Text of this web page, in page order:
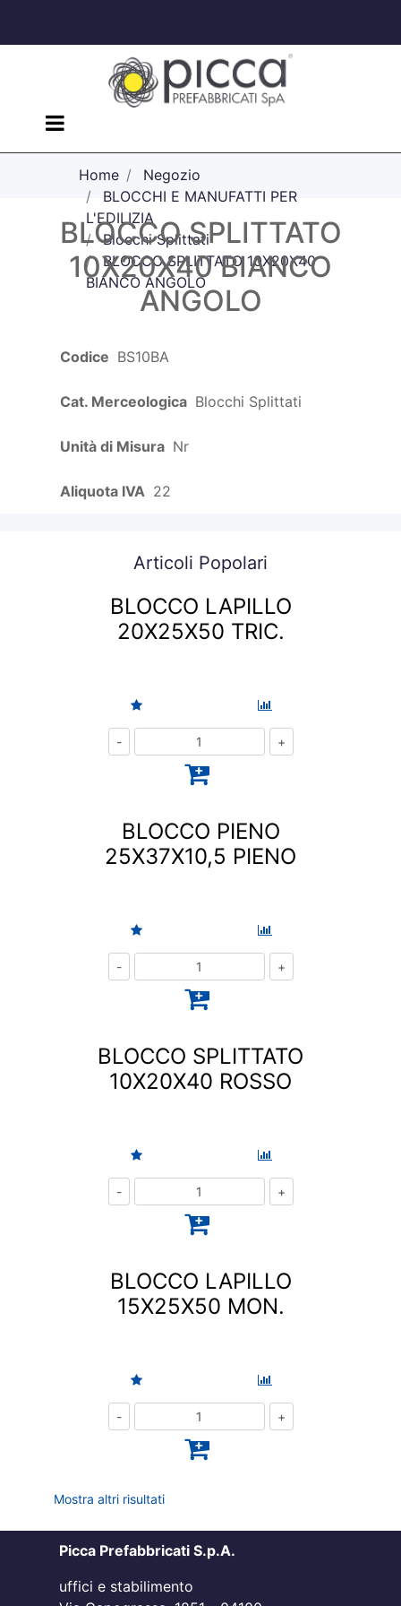
Open menu
Home
Negozio
BLOCCHI E MANUFATTI PER
L'EDILIZIA
Blocchi Splittati
BLOCCO SPLITTATO 10X20X40
BIANCO ANGOLO
BLOCCO SPLITTATO
10X20X40 BIANCO
ANGOLO
Codice BS10BA
Cat. Merceologica Blocchi Splittati
Unità di Misura Nr
Aliquota IVA 22
Articoli Popolari
BLOCCO LAPILLO
20X25X50 TRIC.
BLOCCO PIENO
25X37X10,5 PIENO
BLOCCO SPLITTATO
10X20X40 ROSSO
BLOCCO LAPILLO
15X25X50 MON.
Mostra altri risultati
Picca Prefabbricati S.p.A.
uffici e stabilimento